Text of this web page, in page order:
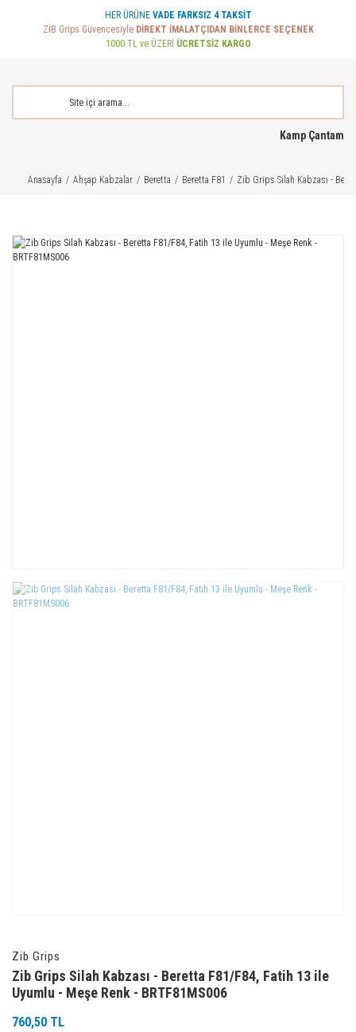
HER ÜRÜNE VADE FARKSIZ 4 TAKSİT
ZİB Grips Güvencesiyle DİREKT İMALATÇIDAN BİNLERCE SEÇENEK
1000 TL ve ÜZERİ ÜCRETSİZ KARGO
Kamp Çantam
Anasayfa Ahşap Kabzalar Beretta Beretta F81 Zib Grips Silah Kabzası -
Zib Grips
Zib Grips Silah Kabzası - Beretta F81/F84, Fatih 13 ile
Uyumlu - Meşe Renk - BRTF81MS006
760,50 TL